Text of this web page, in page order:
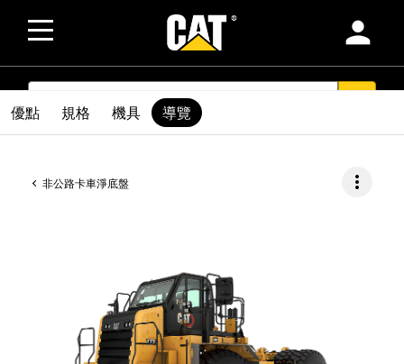
person
SEARCH
非公路卡車淨底盤 more_vert
優點 規格 機具 導覽